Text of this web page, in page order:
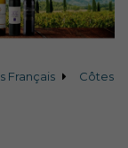
Français
Côtes